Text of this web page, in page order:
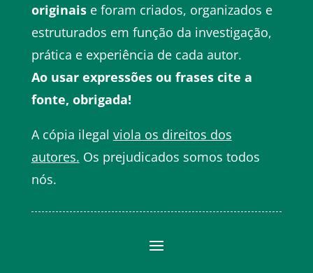
originaise foram criados, organizados e
estruturados em função da investigação,
prática e experiência de cada autor.
Ao usar expressões ou frases cite a
fonte, obrigada!
A cópia ilegal viola os direitos dos
autores. Os prejudicados somos todos
nós.